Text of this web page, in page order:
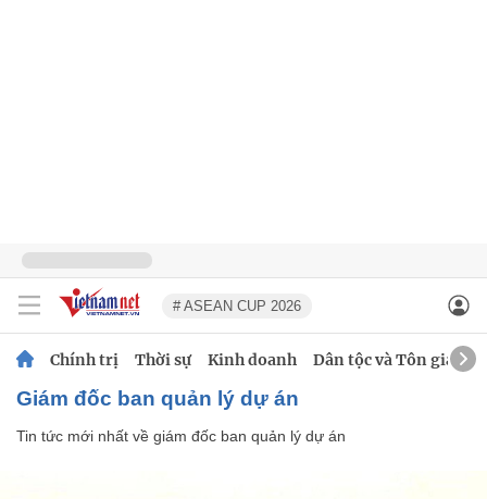
# ASEAN CUP 2026
Chính trị Thời sự Kinh doanh Dân tộc và Tôn giáo
giám đốc ban quản lý dự án
Tin tức mới nhất về giám đốc ban quản lý dự án